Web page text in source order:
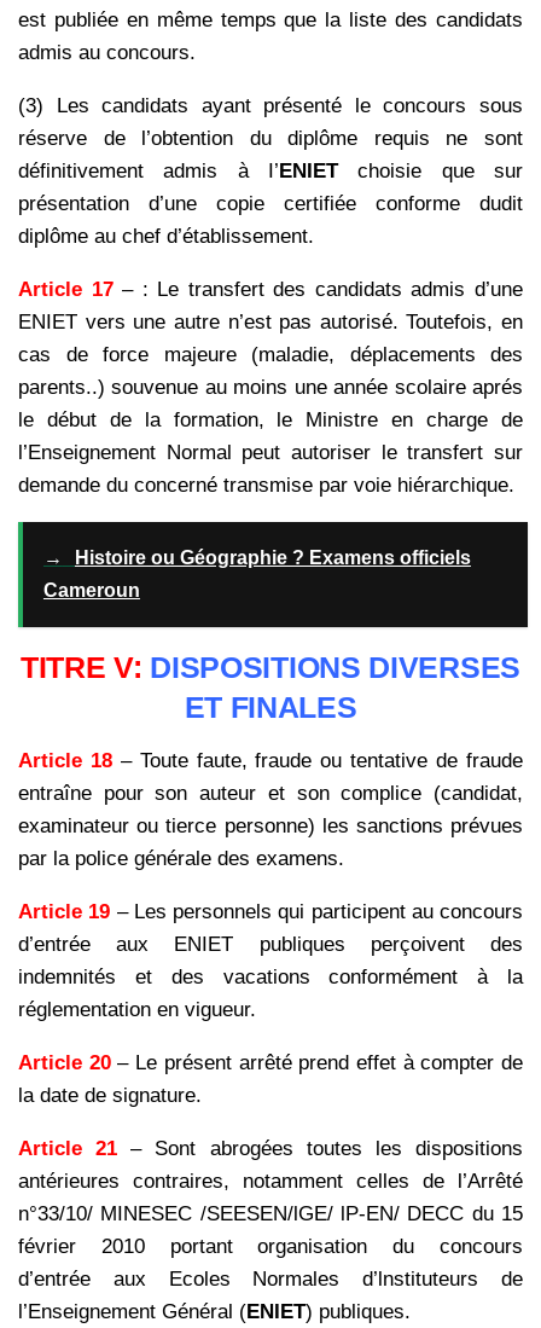
est publiée en même temps que la liste des candidats
admis au concours.
(3) Les candidats ayant présenté le concours sous
réserve de l’obtention du diplôme requis ne sont
définitivement admis à I’ENIETchoisie que sur
présentation d’une copie certifiée conforme dudit
diplôme au chef d’établissement.
Article 17– : Le transfert des candidats admis d’une
ENIET vers une autre n’est pas autorisé. Toutefois, en
cas de force majeure (maladie, déplacements des
parents..) souvenue au moins une année scolaire aprés
le début de la formation, le Ministre en charge de
l’Enseignement Normal peut autoriser le transfert sur
demande du concerné transmise par voie hiérarchique.
→
Histoire ou Géographie ? Examens officiels
Cameroun
TITRE V: DISPOSITIONS DIVERSES
ET FINALES
Article 18– Toute faute, fraude ou tentative de fraude
entraîne pour son auteur et son complice (candidat,
examinateur ou tierce personne) les sanctions prévues
par la police générale des examens.
Article 19 – Les personnels qui participent au concours
d’entrée aux ENIET publiques perçoivent des
indemnités et des vacations conformément à la
réglementation en vigueur.
Article 20– Le présent arrêté prend effet à compter de
la date de signature.
Article 21 – Sont abrogées toutes les dispositions
antérieures contraires, notamment celles de l’Arrêté
n°33/10/ MINESEC /SEESEN/lGE/ lP-EN/ DECC du 15
février 2010 portant organisation du concours
d’entrée aux Ecoles Normales d’lnstituteurs de
l’Enseignement Général (ENIET) publiques.